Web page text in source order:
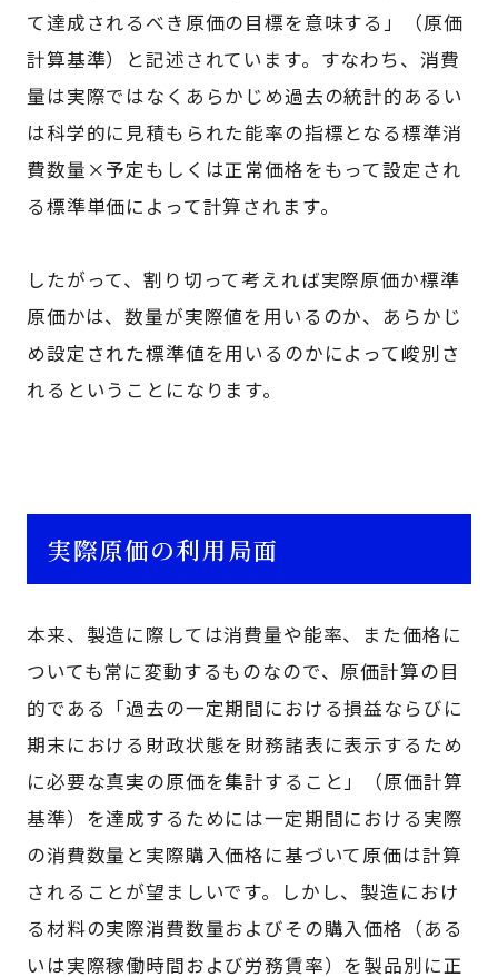
て達成されるべき原価の目標を意味する」（原価
計算基準）と記述されています。すなわち、消費
量は実際ではなくあらかじめ過去の統計的あるい
は科学的に見積もられた能率の指標となる標準消
費数量×予定もしくは正常価格をもって設定され
る標準単価によって計算されます。
したがって、割り切って考えれば実際原価か標準
原価かは、数量が実際値を用いるのか、あらかじ
め設定された標準値を用いるのかによって峻別さ
れるということになります。
実際原価の利用局面
本来、製造に際しては消費量や能率、また価格に
ついても常に変動するものなので、原価計算の目
的である「過去の一定期間における損益ならびに
期末における財政状態を財務諸表に表示するため
に必要な真実の原価を集計すること」（原価計算
基準）を達成するためには一定期間における実際
の消費数量と実際購入価格に基づいて原価は計算
されることが望ましいです。しかし、製造におけ
る材料の実際消費数量およびその購入価格（ある
いは実際稼働時間および労務賃率）を製品別に正